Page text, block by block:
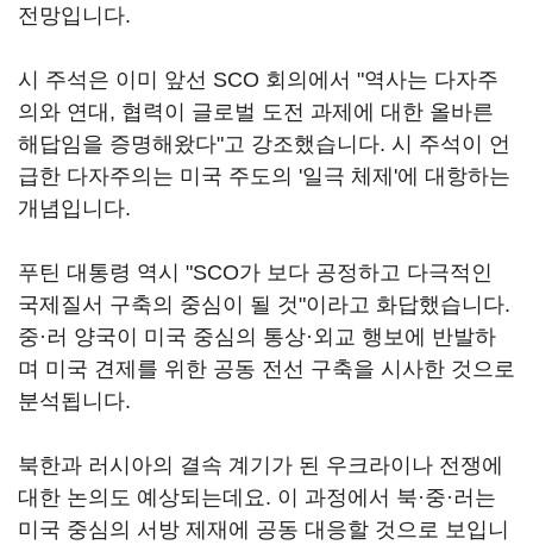
전망입니다.
시 주석은 이미 앞선 SCO 회의에서 "역사는 다자주
의와 연대, 협력이 글로벌 도전 과제에 대한 올바른
해답임을 증명해왔다"고 강조했습니다. 시 주석이 언
급한 다자주의는 미국 주도의 '일극 체제'에 대항하는
개념입니다.
푸틴 대통령 역시 "SCO가 보다 공정하고 다극적인
국제질서 구축의 중심이 될 것"이라고 화답했습니다.
중·러 양국이 미국 중심의 통상·외교 행보에 반발하
며 미국 견제를 위한 공동 전선 구축을 시사한 것으로
분석됩니다.
북한과 러시아의 결속 계기가 된 우크라이나 전쟁에
대한 논의도 예상되는데요. 이 과정에서 북·중·러는
미국 중심의 서방 제재에 공동 대응할 것으로 보입니